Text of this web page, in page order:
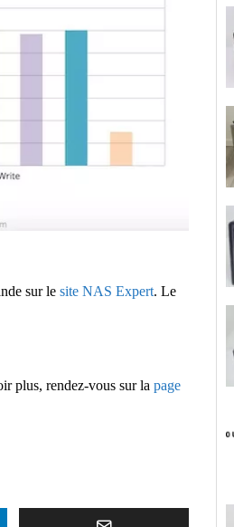
sur le site NAS Expert. Le
plus, rendez-vous sur la page